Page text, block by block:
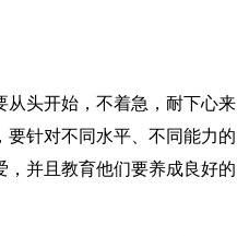
从头开始，不着急，耐下心来
针对不同水平、不同能力的
并且教育他们要养成良好的